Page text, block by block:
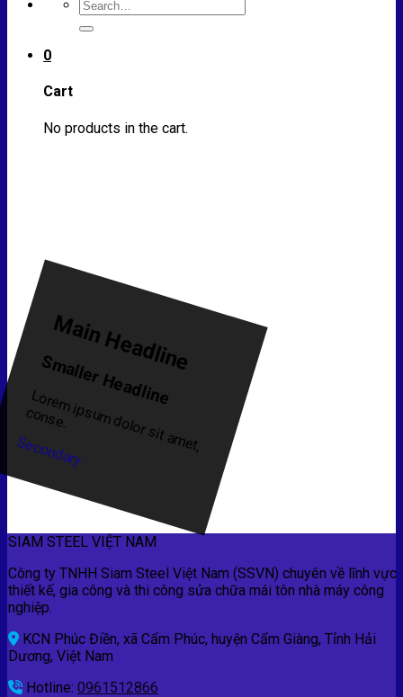
Search
for:
0
Cart
No products in the cart.
Main Headline
Smaller Headline
L
o
re
m
ip
s
u
m
d
o
lo
r s
it a
m
e
t,
c
o
n
s
e
.
Secondary
SIAM STEEL VIỆT NAM
Công ty TNHH Siam Steel Việt Nam (SSVN) chuyên về lĩnh vực
thiết kế, gia công và thi công sửa chữa mái tôn nhà máy công
nghiệp.
KCN Phúc Điền, xã Cẩm Phúc, huyện Cẩm Giàng, Tỉnh Hải
Dương, Việt Nam
Hotline: 0961512866